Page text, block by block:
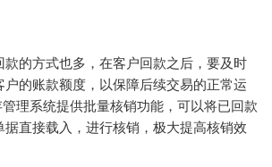
款的方式也多，在客户回款之后，要及时
户的账款额度，以保障后续交易的正常运
理系统提供批量核销功能，可以将已回款
据直接载入，进行核销，极大提高核销效